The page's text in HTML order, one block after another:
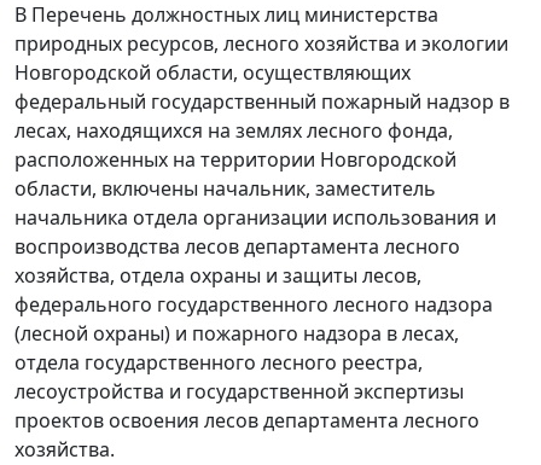
В Перечень должностных лиц министерства
природных ресурсов, лесного хозяйства и экологии
Новгородской области, осуществляющих
федеральный государственный пожарный надзор в
лесах, находящихся на землях лесного фонда,
расположенных на территории Новгородской
области, включены начальник, заместитель
начальника отдела организации использования и
воспроизводства лесов департамента лесного
хозяйства, отдела охраны и защиты лесов,
федерального государственного лесного надзора
(лесной охраны) и пожарного надзора в лесах,
отдела государственного лесного реестра,
лесоустройства и государственной экспертизы
проектов освоения лесов департамента лесного
хозяйства.